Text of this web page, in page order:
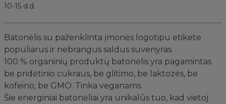
10-15 d.d.
Batonėlis su paženklinta įmonės logotipu etikete
populiarus ir nebrangus saldus suvenyras.
100 % organinių produktų batonėlis yra pagamintas
be pridėtinio cukraus, be glitimo, be laktozės, be
kofeino, be GMO. Tinka veganams.
Šie energiniai batonėliai yra unikalūs tuo, kad vietoj